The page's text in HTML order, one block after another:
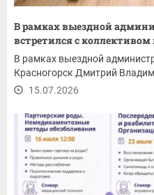
В рамках выездной
встретился с
В рамках выездной
Красногорск Дмитрий
15.07.2026